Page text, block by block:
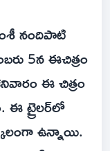
నందిపాటి
5న ఈచిత్రం
ఈ చిత్రం
ఈ ట్రైలర్‌లో
ఉన్నాయి.